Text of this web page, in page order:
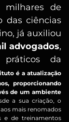
de
das ciências
já auxiliou
advogados,
práticos da
é a atualização
proporcionando
de um ambiente
a sua criação, o
mais renomados
e de treinamentos